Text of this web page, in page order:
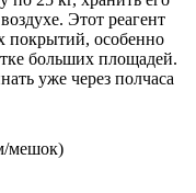
Этот реагент
покрытий, особенно
больших площадей.
уже через полчаса
мешок)